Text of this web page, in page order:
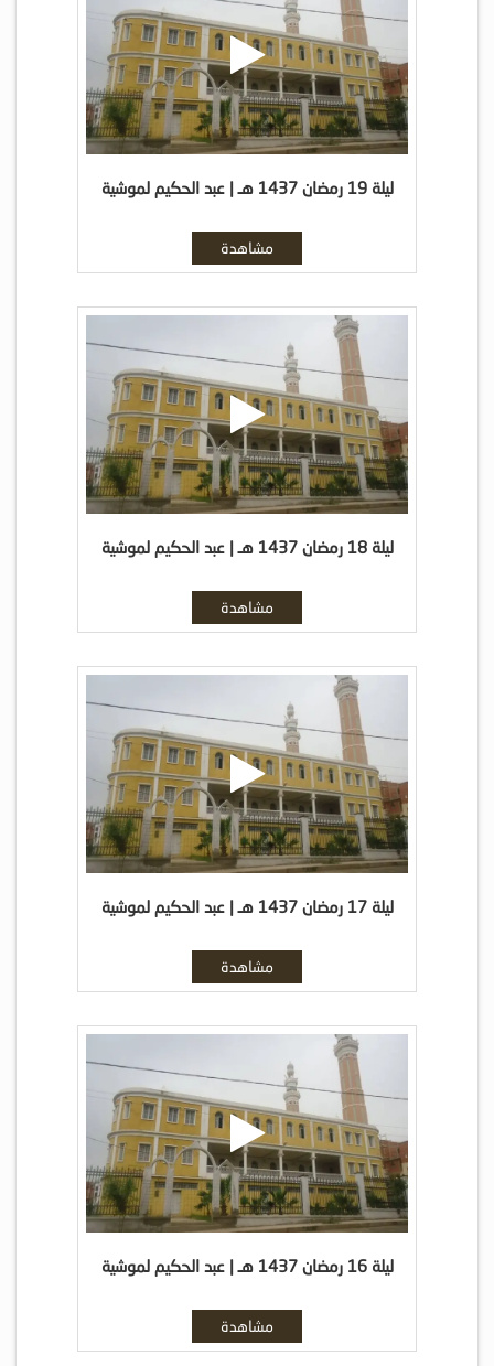
ليلة 19 رمضان 1437 هـ | عبد الحكيم لموشية
مشاهدة
ليلة 18 رمضان 1437 هـ | عبد الحكيم لموشية
مشاهدة
ليلة 17 رمضان 1437 هـ | عبد الحكيم لموشية
مشاهدة
ليلة 16 رمضان 1437 هـ | عبد الحكيم لموشية
مشاهدة